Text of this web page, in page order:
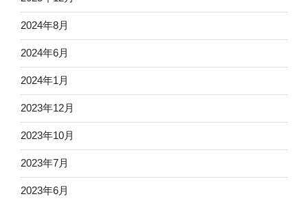
2024年8月
2024年6月
2024年1月
2023年12月
2023年10月
2023年7月
2023年6月